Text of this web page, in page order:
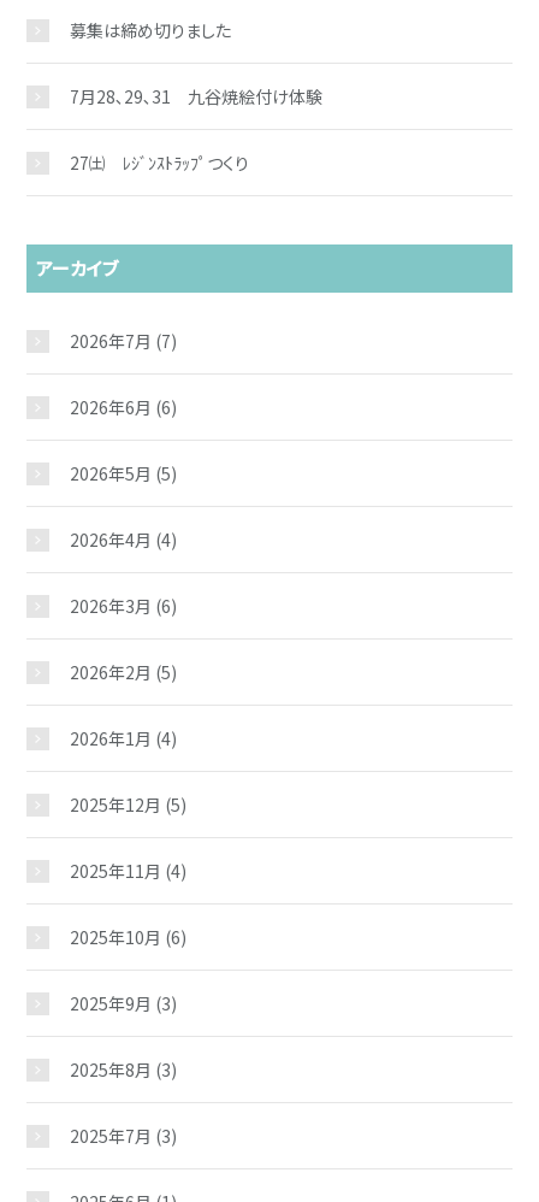
募集は締め切りました
7月28､29､31 九谷焼絵付け体験
27㈯ ﾚｼﾞﾝｽﾄﾗｯﾌﾟつくり
アーカイブ
2026年7月 (7)
2026年6月 (6)
2026年5月 (5)
2026年4月 (4)
2026年3月 (6)
2026年2月 (5)
2026年1月 (4)
2025年12月 (5)
2025年11月 (4)
2025年10月 (6)
2025年9月 (3)
2025年8月 (3)
2025年7月 (3)